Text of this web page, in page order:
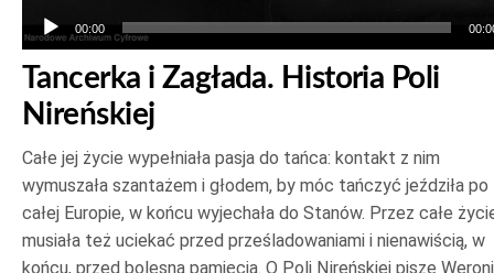
00:00
Tancerka i Zagłada. Historia Poli
Nireńskiej
Całe jej życie wypełniała pasja do tańca: kontakt z nim
wymuszała szantażem i głodem, by móc tańczyć jeździła po
całej Europie, w końcu wyjechała do Stanów. Przez całe
musiała też uciekać przed prześladowaniami i nienawiścią, w
końcu, przed bolesną pamięcią. O Poli Nireńskiej pisze